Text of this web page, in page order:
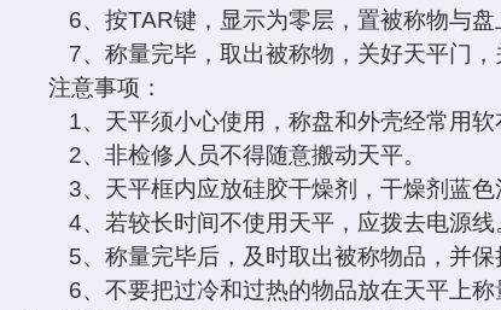
6、按TAR键，显示为零层，置被称物与
7、称量完毕，取出被称物，关好天平门
注意事项：
1、天平须小心使用，称盘和外壳经常用
2、非检修人员不得随意搬动天平。
3、天平框内应放硅胶干燥剂，干燥剂蓝色
4、若较长时间不使用天平，应拨去电源线
5、称量完毕后，及时取出被称物品，并保
6、不要把过冷和过热的物品放在天平上